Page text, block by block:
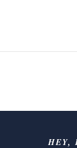
HEY,